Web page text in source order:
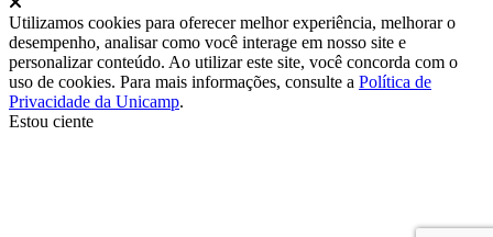
Utilizamos cookies para oferecer melhor experiência, melhorar o
desempenho, analisar como você interage em nosso site e
personalizar conteúdo. Ao utilizar este site, você concorda com o
uso de cookies. Para mais informações, consulte a Política de
Privacidade da Unicamp.
Estou ciente